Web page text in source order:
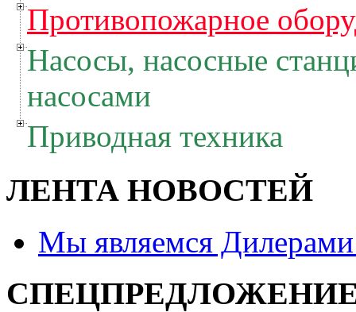
Противопожарное
Насосы, насосные
насосами
Приводная техника
ЛЕНТА НОВОСТЕЙ
Мы являемся